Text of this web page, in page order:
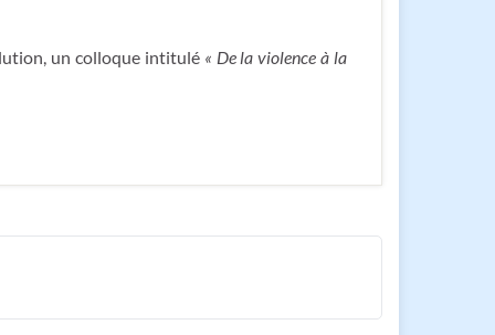
un colloque intitulé « De la violence à la